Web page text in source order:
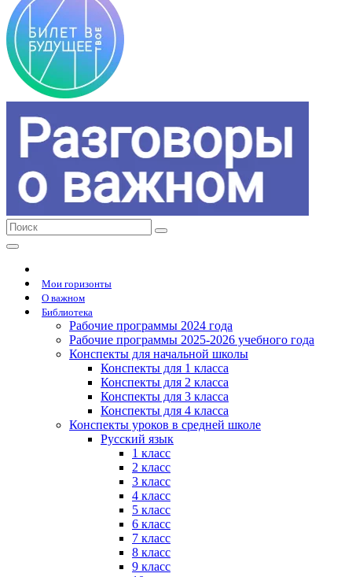
Мои горизонты
О важном
Библиотека
Рабочие программы 2024 года
Рабочие программы 2025-2026 учебного года
Конспекты для начальной школы
Конспекты для 1 класса
Конспекты для 2 класса
Конспекты для 3 класса
Конспекты для 4 класса
Конспекты уроков в средней школе
Русский язык
1 класс
2 класс
3 класс
4 класс
5 класс
6 класс
7 класс
8 класс
9 класс